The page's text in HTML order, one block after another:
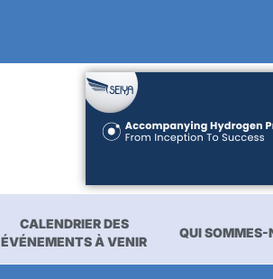
CALENDRIER DES
ÉVÉNEMENTS À VENIR
QUI SOMMES-